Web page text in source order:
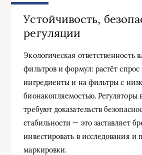
Устойчивость,
регуляции
Экологическая ответственность
фильтров и формул: растёт
ингредиенты и на фильтры с
бионакопляемостью. Регуляторы
требуют доказательств
стабильности — это заставляет
инвестировать в исследования и
маркировки.